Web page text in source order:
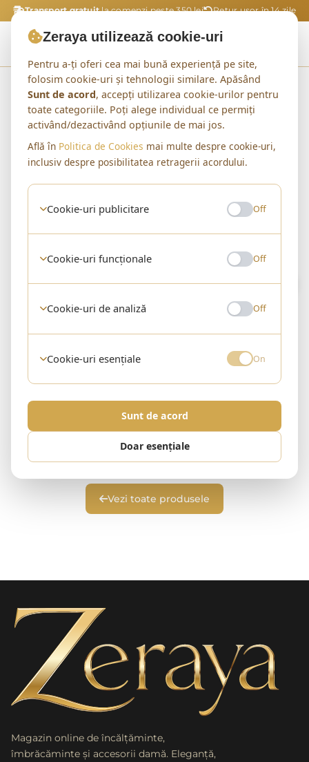
Transport gratuitla comenzi peste 350 lei Retur ușor în 14 zile
Acasă Shop Pantofi cu Toc Gros
CATEGORIE
Pantofi cu Toc Gros
0 produse
Filtre
Sortare implicită
Revino în curând sau explorează alte categorii.
Vezi toate produsele
Magazin online de încălțăminte,
îmbrăcăminte și accesorii damă. Eleganță,
Zeraya utilizează cookie-uri
Pentru a-ți oferi cea mai bună experiență pe site,
folosim cookie-uri și tehnologii similare. Apăsând
Sunt de acord, accepți utilizarea cookie-urilor pentru
toate categoriile. Poți alege individual ce permiți
activând/dezactivând opțiunile de mai jos.
Află în Politica de Cookies mai multe despre cookie-uri,
inclusiv despre posibilitatea retragerii acordului.
Cookie-uri publicitare Off
Cookie-uri funcționale Off
Cookie-uri de analiză Off
Cookie-uri esențiale On
Doar esențiale
Sunt de acord